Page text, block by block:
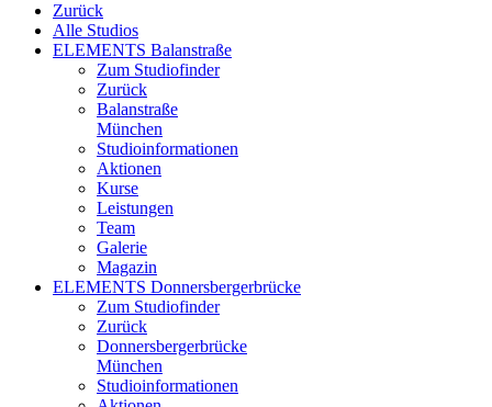
Zurück
Alle Studios
ELEMENTS Balanstraße
Zum Studiofinder
Zurück
Balan­straße
München
Studioinformationen
Aktionen
Kurse
Leistungen
Team
Galerie
Magazin
ELEMENTS Donnersbergerbrücke
Zum Studiofinder
Zurück
Donners­berger­brücke
München
Studioinformationen